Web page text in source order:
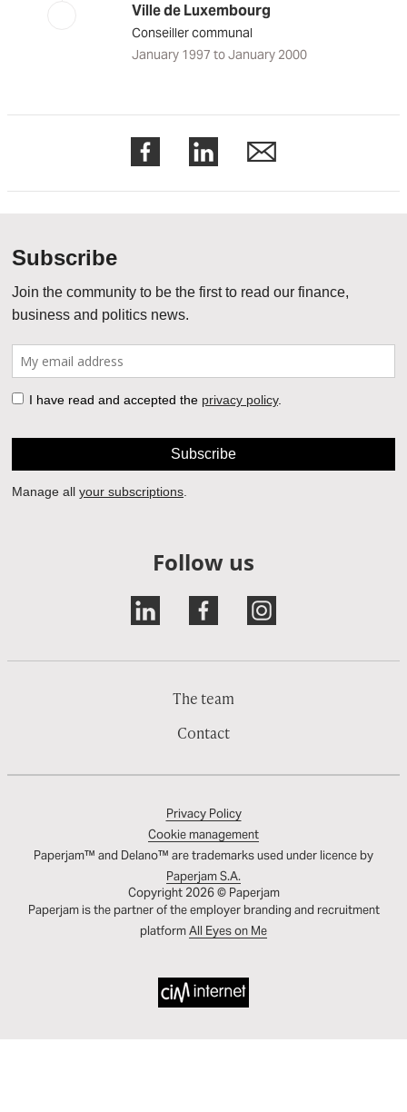
Ville de Luxembourg
Conseiller communal
January 1997 to January 2000
Follow us
The team
Contact
Privacy Policy
Cookie management
Paperjam™ and Delano™ are trademarks used under licence by
Paperjam S.A.
Copyright 2026 © Paperjam
Paperjam is the partner of the employer branding and recruitment
platformAll Eyes on Me